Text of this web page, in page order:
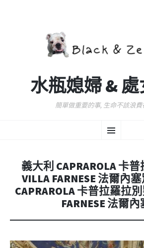
水瓶媳婦 &
簡單做重要的事, 生命不該浪費
選
至
容
義大利 CAPRAROLA 卡
VILLA FARNESE 法爾內
CAPRAROLA 卡普拉羅拉
FARNESE 法爾